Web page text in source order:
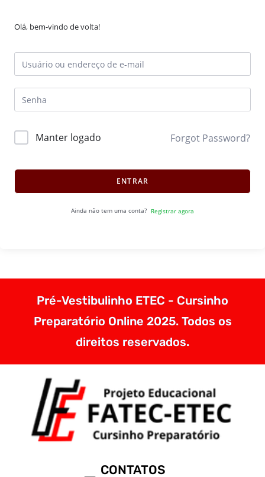
Olá, bem-vindo de volta!
Manter logado Forgot Password?
ENTRAR
Ainda não tem uma conta? Registrar agora
Pré-Vestibulinho ETEC - Cursinho
Preparatório Online 2025. Todos os
direitos reservados.
CONTATOS